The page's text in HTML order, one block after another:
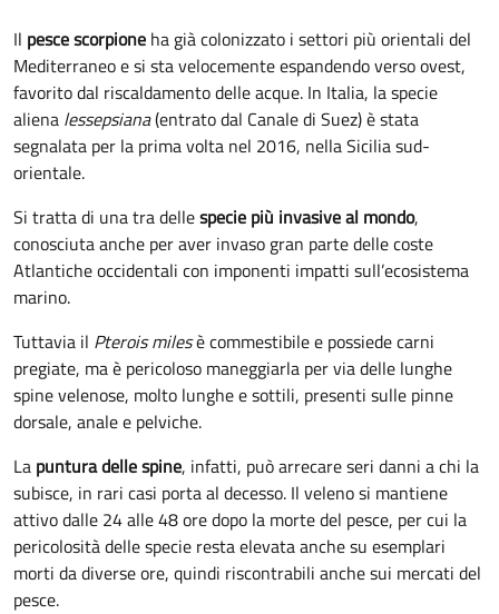
Il pesce scorpione ha già colonizzato i settori più orientali del
Mediterraneo e si sta velocemente espandendo verso ovest,
favorito dal riscaldamento delle acque. In Italia, la specie
aliena lessepsiana(entrato dal Canale di Suez) è stata
segnalata per la prima volta nel 2016, nella Sicilia sud-
orientale.
Si tratta di una tra dellespecie più invasive al mondo,
conosciuta anche per aver invaso gran parte delle coste
Atlantiche occidentali con imponenti impatti sull’ecosistema
marino.
Tuttavia il Pterois milesè commestibile e possiede carni
pregiate, ma è pericoloso maneggiarla per via delle lunghe
spine velenose, molto lunghe e sottili, presenti sulle pinne
dorsale, anale e pelviche.
La puntura delle spine, infatti, può arrecare seri danni a chi la
subisce, in rari casi porta al decesso. Il veleno si mantiene
attivo dalle 24 alle 48 ore dopo la morte del pesce, per cui la
pericolosità delle specie resta elevata anche su esemplari
morti da diverse ore, quindi riscontrabili anche sui mercati del
pesce.